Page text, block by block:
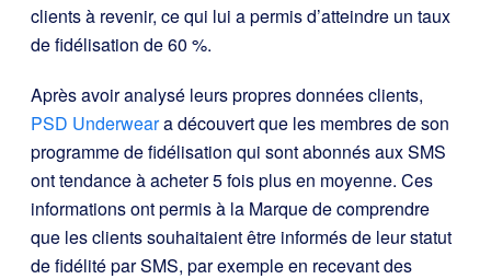
clients à revenir, ce qui lui a permis d’atteindre un taux
de fidélisation de 60 %.
Après avoir analysé leurs propres données clients,
PSD Underweara découvert que les membres de son
programme de fidélisation qui sont abonnés aux SMS
ont tendance à acheter 5 fois plus en moyenne. Ces
informations ont permis à la Marque de comprendre
que les clients souhaitaient être informés de leur statut
de fidélité par SMS, par exemple en recevant des